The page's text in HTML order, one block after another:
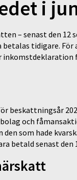
i
– senast den 12
tidigare.
beskattningsår
och
den som hade
betald senast